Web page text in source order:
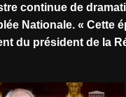
continue de
Nationale. « Cette
du président de la